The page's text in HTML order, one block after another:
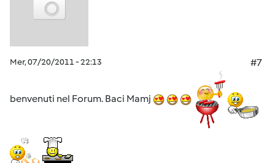
Mer, 07/20/2011 - 22:13 #7
benvenuti nel Forum. Baci Mamj